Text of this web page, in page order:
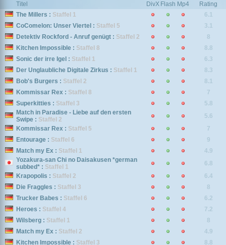
Titel DivX Flash Mp4
Rating
The Millers : Staffel 1
6.1
CoComelon: Unser Viertel : Staffel 5
3.1
Detektiv Rockford - Anruf genügt : Staffel 2
8
Kitchen Impossible : Staffel 8
8.8
Sonic der irre Igel : Staffel 1
6.3
Der Unglaubliche Digitale Zirkus : Staffel 1
8.3
Bob's Burgers : Staffel 2
8.1
Kommissar Rex : Staffel 8
7
Superkitties : Staffel 3
5.8
Match in Paradise - Liebe auf den ersten
Swipe : Staffel 2
5.6
Kommissar Rex : Staffel 5
7
Entourage : Staffel 6
9
Match my Ex : Staffel 1
4.9
Yozakura-san Chi no Daisakusen *german
subbed* : Staffel 1
6.8
Krapopolis : Staffel 2
6.4
Die Fraggles : Staffel 3
8
Trucker Babes : Staffel 6
6.2
Heroes : Staffel 4
7.2
Wilsberg : Staffel 1
8
Match my Ex : Staffel 2
4.9
Kitchen Impossible : Staffel 3 8.8